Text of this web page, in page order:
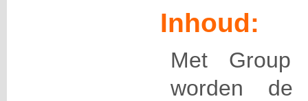
Inhoud:
Met Group
worden de